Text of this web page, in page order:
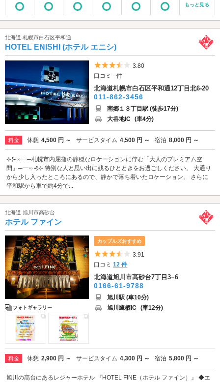
もっと見る
北海道 札幌市白石区平和通
HOTEL ENISHI (ホテル エニシ)
5つ星のうち3.5
3.80
口コミ - 件
北海道札幌市白石区平和通12丁目北6-20
011-862-3456
南郷１３丁目駅 (徒歩17分)
大谷地IC (車4分)
料金 休憩 4,500 円 ～ サービスタイム 4,500 円 ～ 宿泊 8,000 円 ～
⊹⊱∽━─札幌市内屈指の静穏なロケーションに佇む「大人のプレミアム空
間」─━∽⊰⊹ 特別な人と思い出に残るひとときをお過ごしください。 大通り
から少し入ったところにあるので、静かで落ち着いたロケーション。 さらに
平和駅から車で約4分で...
北海道 旭川市高砂台
ホテル ファイン
フォトギャラリー
カップルズおすすめ
5つ星のうち3.5
3.91
口コミ12 件
北海道旭川市高砂台7丁目3−6
0166-61-9788
旭川駅 (車10分)
旭川鷹栖IC (車12分)
料金 休憩 2,900 円 ～ サービスタイム 4,300 円 ～ 宿泊 5,800 円 ～
旭川の高台にあるレジャーホテル 『HOTEL FINE（ホテル ファイン）』 ◆エ